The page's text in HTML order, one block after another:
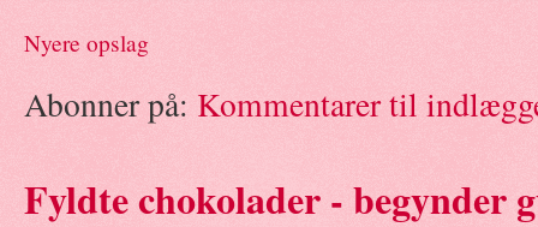
Nyere opslag
Abonner på: Kommentarer til
Fyldte chokolader - begynder